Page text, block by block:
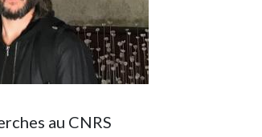
au CNRS